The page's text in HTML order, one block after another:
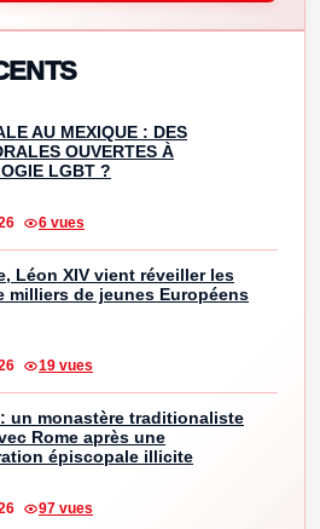
AU MEXIQUE : DES
OUVERTES À
LGBT ?
6 vues
Léon XIV vient réveiller les
milliers de jeunes Européens
19 vues
un monastère traditionaliste
Rome après une
épiscopale illicite
97 vues